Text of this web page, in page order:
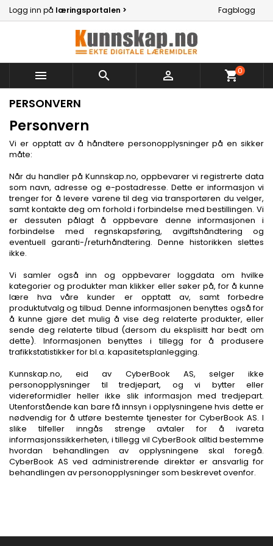
Logg inn på læringsportalen > Fagblogg
   shopping_cart0
PERSONVERN
Personvern
Vi er opptatt av å håndtere personopplysninger på en sikker
måte:
Når du handler på Kunnskap.no, oppbevarer vi registrerte data
som navn, adresse og e-postadresse. Dette er informasjon vi
trenger for å levere varene til deg via transportøren du velger,
samt kontakte deg om forhold i forbindelse med bestillingen. Vi
er dessuten pålagt å oppbevare denne informasjonen i
forbindelse med regnskapsføring, avgiftshåndtering og
eventuell garanti-/returhåndtering. Denne historikken slettes
ikke.
Vi samler også inn og oppbevarer loggdata om hvilke
kategorier og produkter man klikker eller søker på, for å kunne
lære hva våre kunder er opptatt av, samt forbedre
produktutvalg og tilbud. Denne informasjonen benyttes også for
å kunne gjøre det mulig å vise deg relaterte produkter, eller
sende deg relaterte tilbud (dersom du eksplisitt har bedt om
dette). Informasjonen benyttes i tillegg for å produsere
trafikkstatistikker for bl.a. kapasitetsplanlegging.
Kunnskap.no, eid av CyberBook AS, selger ikke
personopplysninger til tredjepart, og vi bytter eller
videreformidler heller ikke slik informasjon med tredjepart.
Utenforstående kan bare få innsyn i opplysningene hvis dette er
nødvendig for å utføre bestemte tjenester for CyberBook AS. I
slike tilfeller inngås strenge avtaler for å ivareta
informasjonssikkerheten, i tillegg vil CyberBook alltid bestemme
hvordan behandlingen av opplysningene skal foregå.
CyberBook AS ved administrerende direktør er ansvarlig for
behandlingen av personopplysninger som beskrevet ovenfor.